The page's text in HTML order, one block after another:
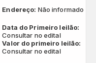
Endereço: Não informado
Data do Primeiro leilão:
Consultar no edital
Valor do primeiro leilão:
Consultar no edital